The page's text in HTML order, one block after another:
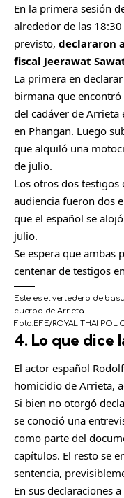
En la primera sesión
alrededor de las
previsto, declararon
fiscal Jeerawat
La primera en
birmana que
del cadáver de Arrieta
en Phangan. Luego
que alquiló una
de julio.
Los otros dos
audiencia fueron dos
que el español se
julio.
Se espera que ambas
centenar de testigos
Este es el vertedero de
cuerpo de Arrieta.
Foto:EFE/ROYAL THAI
C
m
p
a
r
t
i
r
4. Lo que dice
El actor español
homicidio de Arrieta,
Si bien no otorgó
se conoció una
como parte del
capítulos. El resto se
sentencia,
En sus declaraciones